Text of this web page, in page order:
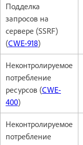
Подделка
запросов на
сервере (SSRF)
(CWE-918)
Неконтролируемое
потребление
ресурсов (CWE-
400)
Неконтролируемое
потребление